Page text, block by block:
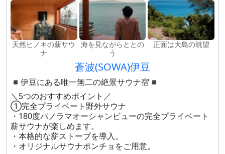
天然ヒノキの薪サウ
ナ
海を見ながらととの
う
正面は大島の眺望
蒼波(SOWA)伊豆
◾︎伊豆にある唯一無二の絶景サウナ宿◾︎
＼5つのおすすめポイント／
①完全プライベート野外サウナ
・180度パノラマオーシャンビューの完全プライベート
薪サウナが楽しめます。
・本格的な薪ストーブを導入。
・オリジナルサウナポンチョをご用意。